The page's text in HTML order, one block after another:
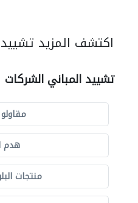
اكتشف المزيد
تشييد المباني الشركات
هدم
منتجات